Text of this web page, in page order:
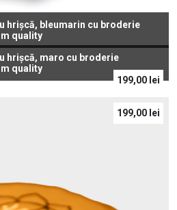
hrișcă, bleumarin cu broderie
quality
hrișcă, maro cu broderie
quality
199,00 lei
199,00 lei